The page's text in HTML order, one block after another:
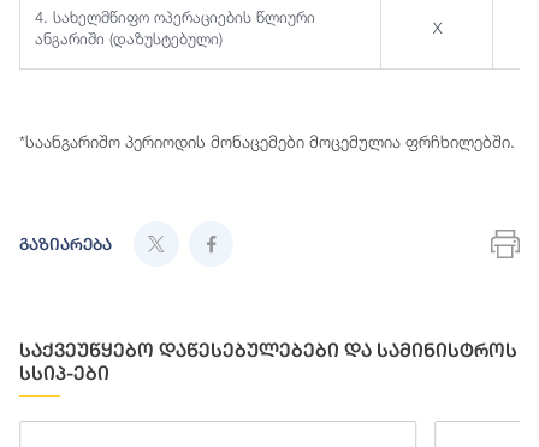
4. სახელმწიფო ოპერაციების წლიური
ანგარიში (დაზუსტებული)
X
*საანგარიშო პერიოდის მონაცემები მოცემულია ფრჩხილებში.
გაზიარება
საქვეუწყებო დაწესებულებები და სამინისტროს
სსიპ-ები